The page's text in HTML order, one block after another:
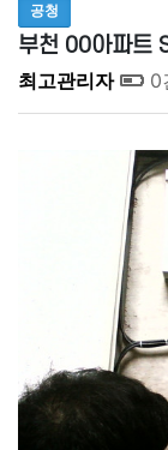
공청
부천 00아파트
최고관리자 0